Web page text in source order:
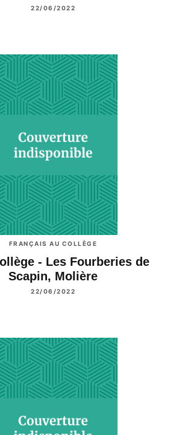
22/06/2022
FRANÇAIS AU COLLÈGE
- Les Fourberies de
Scapin, Molière
22/06/2022